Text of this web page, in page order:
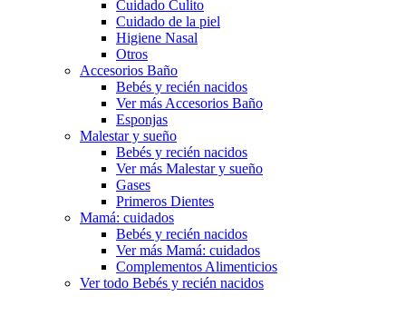
Cuidado Culito
Cuidado de la piel
Higiene Nasal
Otros
Accesorios Baño
Bebés y recién nacidos
Ver más Accesorios Baño
Esponjas
Malestar y sueño
Bebés y recién nacidos
Ver más Malestar y sueño
Gases
Primeros Dientes
Mamá: cuidados
Bebés y recién nacidos
Ver más Mamá: cuidados
Complementos Alimenticios
Ver todo Bebés y recién nacidos